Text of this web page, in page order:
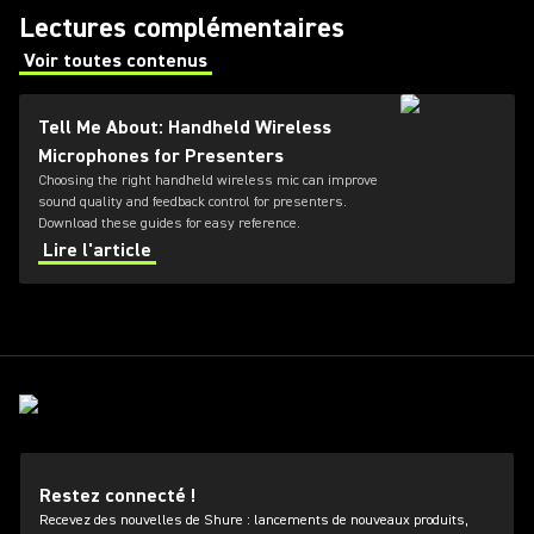
Lectures complémentaires
Voir toutes contenus
(Opens in a new tab)
Tell Me About: Handheld Wireless
Microphones for Presenters
Choosing the right handheld wireless mic can improve
sound quality and feedback control for presenters.
Download these guides for easy reference.
Lire l'article
Restez connecté !
Recevez des nouvelles de Shure : lancements de nouveaux produits,